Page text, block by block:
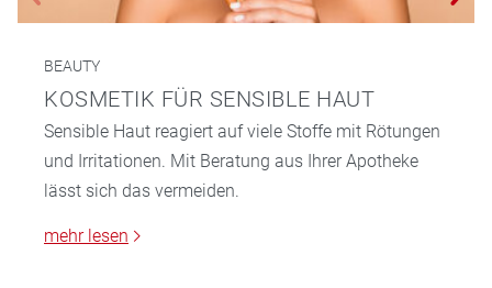
BEAUTY
KOSMETIK FÜR SENSIBLE HAUT
Sensible Haut reagiert auf viele Stoffe mit Rötungen
und Irritationen. Mit Beratung aus Ihrer Apotheke
lässt sich das vermeiden.
mehr lesen